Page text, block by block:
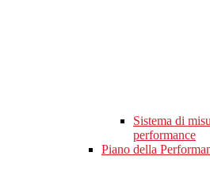
Sistema di
performance
Piano della